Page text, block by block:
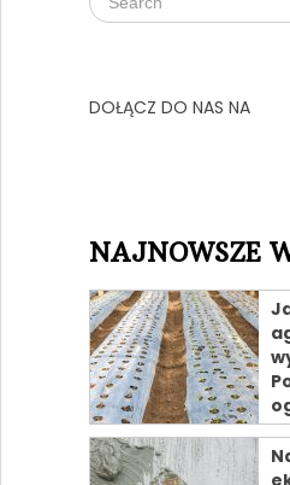
DOŁĄCZ DO NAS NA
NAJNOWSZE